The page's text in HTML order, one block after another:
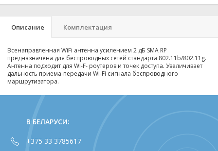
Описание Комплектация
Всенаправленная WiFi антенна усилением 2 дБ SMA RP
предназначена для беспроводных сетей стандарта 802.11b/802.11g.
Антенна подходит для Wi-F- роутеров и точек доступа. Увеличивает
дальность приема-передачи Wi-Fi сигнала беспроводного
маршрутизатора.
В БЕЛАРУСИ:
+375 33 3785617